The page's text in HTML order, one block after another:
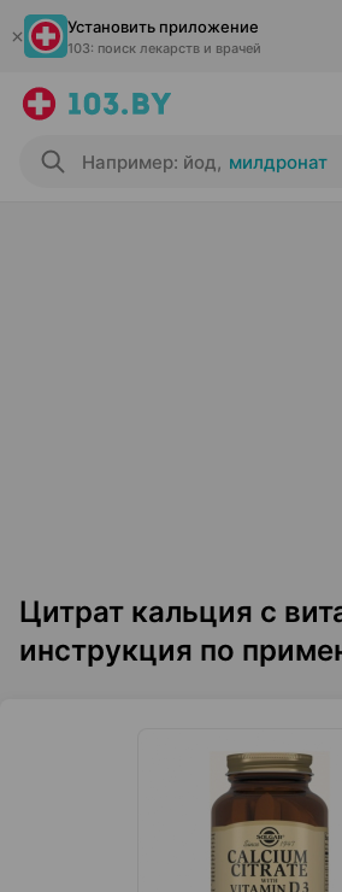
Установить приложение
103: поиск лекарств и врачей
Например: йод, милдронат
Цитрат кальция с
инструкция по